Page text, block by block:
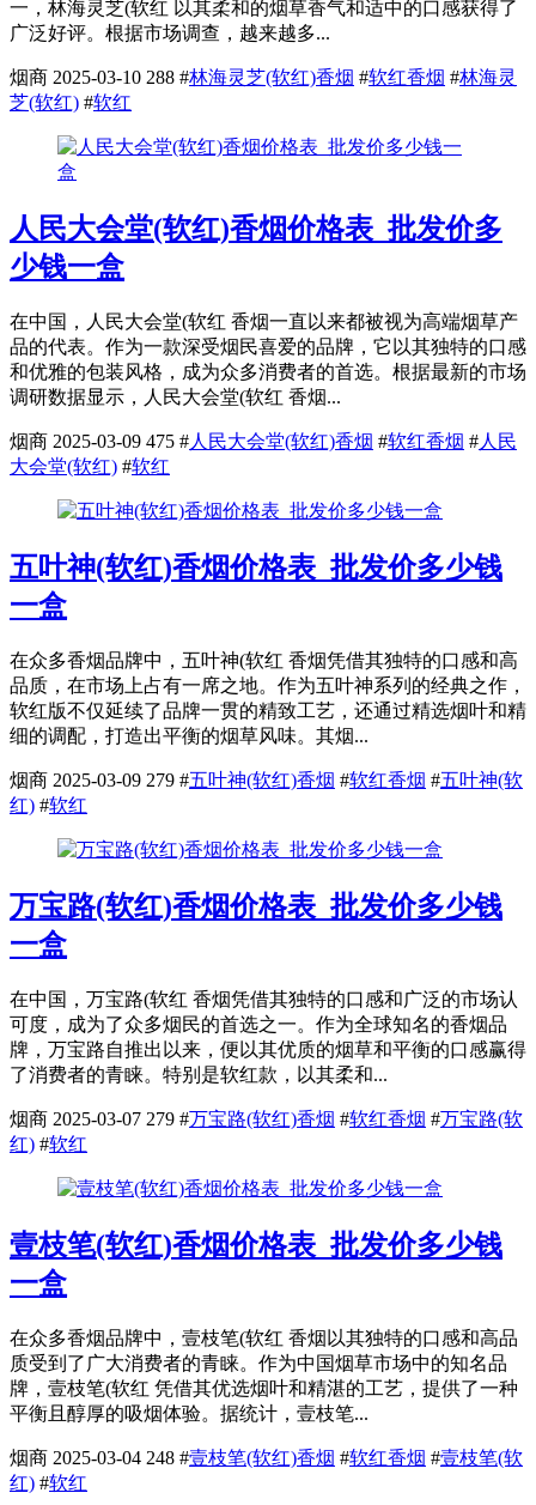
一，林海灵芝(软红 以其柔和的烟草香气和适中的口感获得了
广泛好评。根据市场调查，越来越多...
烟商 2025-03-10 288 #林海灵芝(软红)香烟 #软红香烟 #林海灵
芝(软红) #软红
人民大会堂(软红)香烟价格表_批发价多
少钱一盒
在中国，人民大会堂(软红 香烟一直以来都被视为高端烟草产
品的代表。作为一款深受烟民喜爱的品牌，它以其独特的口感
和优雅的包装风格，成为众多消费者的首选。根据最新的市场
调研数据显示，人民大会堂(软红 香烟...
烟商 2025-03-09 475 #人民大会堂(软红)香烟 #软红香烟 #人民
大会堂(软红) #软红
五叶神(软红)香烟价格表_批发价多少钱
一盒
在众多香烟品牌中，五叶神(软红 香烟凭借其独特的口感和高
品质，在市场上占有一席之地。作为五叶神系列的经典之作，
软红版不仅延续了品牌一贯的精致工艺，还通过精选烟叶和精
细的调配，打造出平衡的烟草风味。其烟...
烟商 2025-03-09 279 #五叶神(软红)香烟 #软红香烟 #五叶神(软
红) #软红
万宝路(软红)香烟价格表_批发价多少钱
一盒
在中国，万宝路(软红 香烟凭借其独特的口感和广泛的市场认
可度，成为了众多烟民的首选之一。作为全球知名的香烟品
牌，万宝路自推出以来，便以其优质的烟草和平衡的口感赢得
了消费者的青睐。特别是软红款，以其柔和...
烟商 2025-03-07 279 #万宝路(软红)香烟 #软红香烟 #万宝路(软
红) #软红
壹枝笔(软红)香烟价格表_批发价多少钱
一盒
在众多香烟品牌中，壹枝笔(软红 香烟以其独特的口感和高品
质受到了广大消费者的青睐。作为中国烟草市场中的知名品
牌，壹枝笔(软红 凭借其优选烟叶和精湛的工艺，提供了一种
平衡且醇厚的吸烟体验。据统计，壹枝笔...
烟商 2025-03-04 248 #壹枝笔(软红)香烟 #软红香烟 #壹枝笔(软
红) #软红